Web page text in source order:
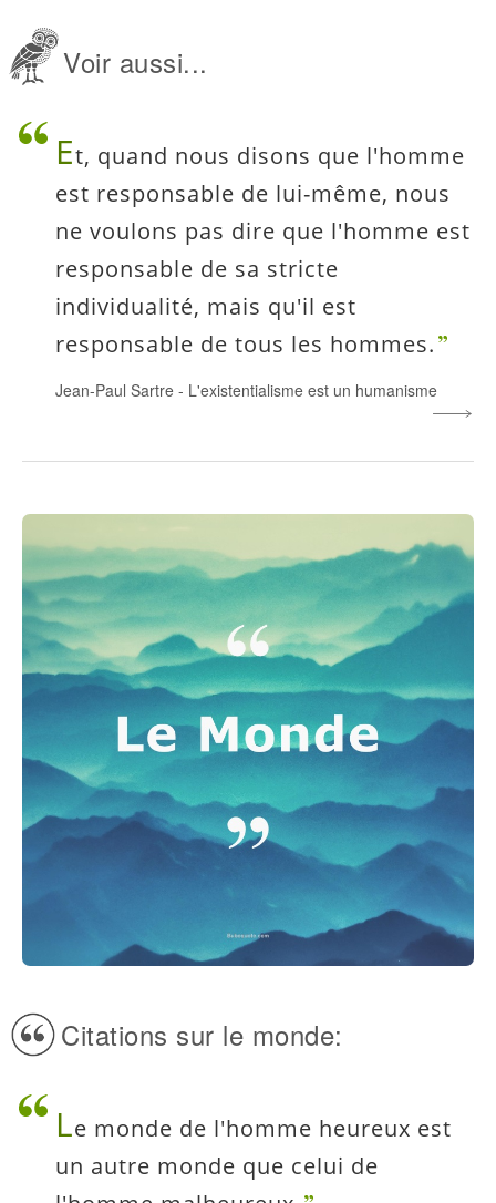
Voir aussi...
Et, quand nous disons que l'homme
est responsable de lui-même, nous
ne voulons pas dire que l'homme est
responsable de sa stricte
individualité, mais qu'il est
responsable de tous les hommes.
Jean-Paul Sartre - L'existentialisme est un humanisme
Citations sur le monde:
Le monde de l'homme heureux est
un autre monde que celui de